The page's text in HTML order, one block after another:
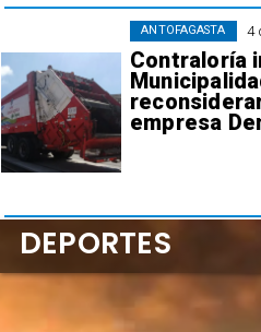
4
Contraloría
empresa
ANTOFAGASTA
DEPORTES